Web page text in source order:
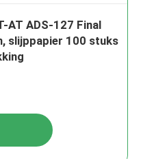
AT ADS-127 Final
slijppapier 100 stuks